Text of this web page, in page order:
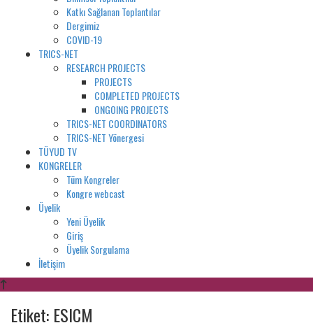
Katkı Sağlanan Toplantılar
Dergimiz
COVID-19
TRICS-NET
RESEARCH PROJECTS
PROJECTS
COMPLETED PROJECTS
ONGOING PROJECTS
TRICS-NET COORDINATORS
TRICS-NET Yönergesi
TÜYUD TV
KONGRELER
Tüm Kongreler
Kongre webcast
Üyelik
Yeni Üyelik
Giriş
Üyelik Sorgulama
İletişim
Etiket: ESICM